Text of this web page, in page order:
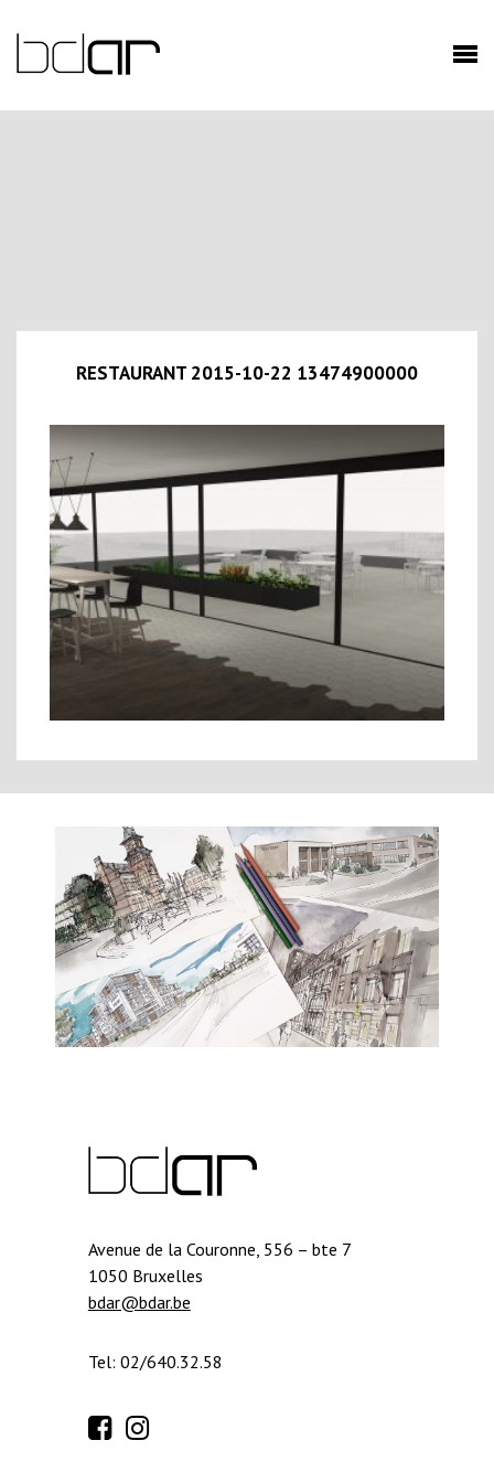
RESTAURANT 2015-10-22 13474900000
Avenue de la Couronne, 556 – bte 7
1050 Bruxelles
bdar@bdar.be
Tel: 02/640.32.58